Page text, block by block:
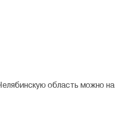
область можно